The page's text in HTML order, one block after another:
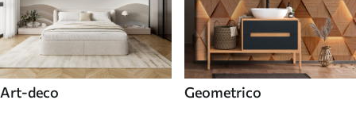
Art-deco Geometrico